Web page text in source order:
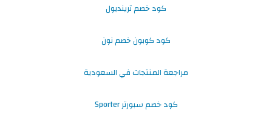
كود خصم ترينديول
كود كوبون خصم نون
مراجعة المنتجات في السعودية
كود خصم سبورتر Sporter